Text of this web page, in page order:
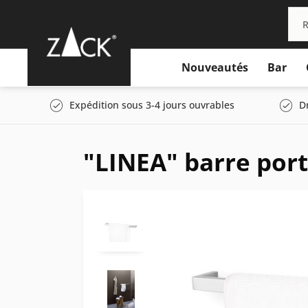
Nouveautés Bar
Expédition sous 3-4 jours ouvrables
"LINEA" barre